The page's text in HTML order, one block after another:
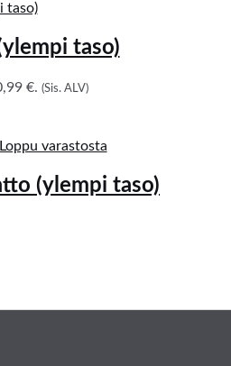
taso)
€. (Sis. ALV)
Loppu varastosta
(ylempi taso)